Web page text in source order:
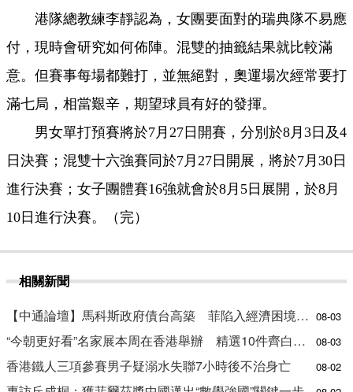
港隊總教練李靜認為，女團要面對的瑞典隊不易應
付，現時會研究如何佈陣。混雙的抽籤結果就比較滿
意。但賽事每場都難打，並無絕對，奧運場次經常要打
滿七局，相當艱辛，期望球員有好的發揮。
男女單打預賽將於7月27日開賽，分別於8月3日及4
日決賽；混雙十六強賽同於7月27日開展，將於7月30日
進行決賽；女子團體賽16強就會於8月5日展開，於8月
10日進行決賽。（完）
相關新聞
【中通論壇】馬科斯政府債台高築 菲陷入經濟困境與南海對抗惡循環？ 08-03
“今朝更好看”名家展本周在香港舉辦 精選10件齊白石作品 08-03
香港鐵人三項參賽男子疑溺水失聯7小時後不治身亡 08-02